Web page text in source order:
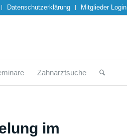
Datenschutzerklärung Mitglieder Login
Zahnarztsuche
im